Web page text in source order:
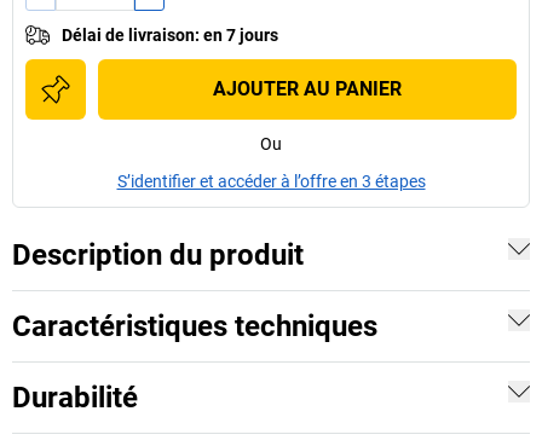
Délai de livraison: en 7 jours
AJOUTER AU PANIER
Ou
S’identifier et accéder à l’offre en 3 étapes
Description du produit
Caractéristiques techniques
Durabilité